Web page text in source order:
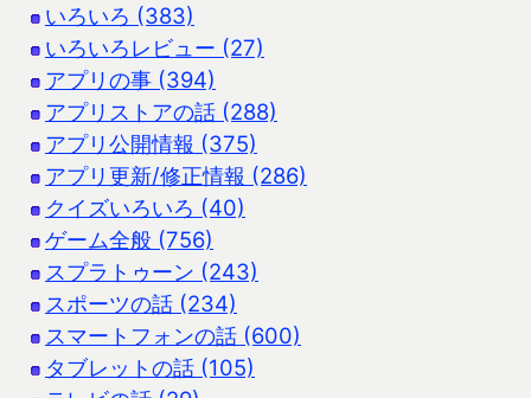
いろいろ (383)
いろいろレビュー (27)
アプリの事 (394)
アプリストアの話 (288)
アプリ公開情報 (375)
アプリ更新/修正情報 (286)
クイズいろいろ (40)
ゲーム全般 (756)
スプラトゥーン (243)
スポーツの話 (234)
スマートフォンの話 (600)
タブレットの話 (105)